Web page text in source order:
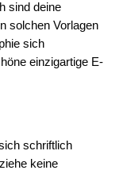
sind deine
solchen Vorlagen
sich
einzigartige E-
schriftlich
keine